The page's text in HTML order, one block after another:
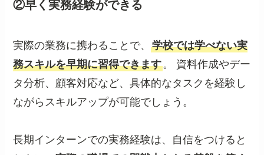
②早く実務経験ができる
実際の業務に携わることで、学校では学べない実
務スキルを早期に習得できます。 資料作成やデー
タ分析、顧客対応など、具体的なタスクを経験し
ながらスキルアップが可能でしょう。
長期インターンでの実務経験は、自信をつけると